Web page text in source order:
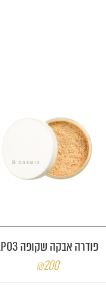
פודרה אבקה שקופה LP03
₪200